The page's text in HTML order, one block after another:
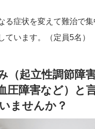
る症状を変えて難治で
ています。（定員5名）
（起立性調節障
圧障害など）と
ませんか？